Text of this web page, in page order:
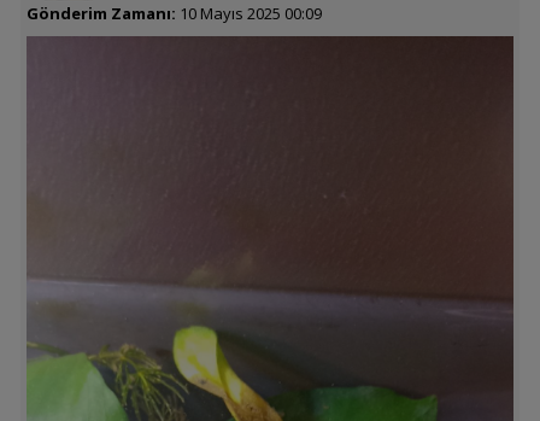
Gönderim Zamanı: 10 Mayıs 2025 00:09